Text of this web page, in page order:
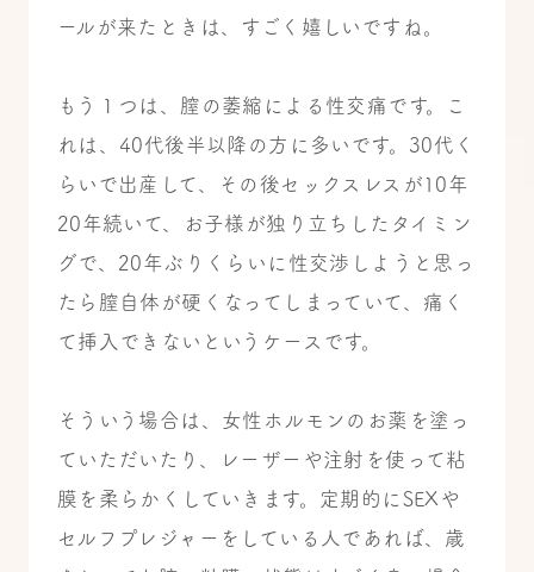
ールが来たときは、すごく嬉しいですね。
もう１つは、 膣の萎縮による性交痛 です。こ
れは、40代後半以降の方に多いです。 30代く
らいで出産して、その後セックスレスが10年
20年続いて、お子様が独り立ちしたタイミン
グで、20年ぶりくらいに性交渉しようと思っ
たら膣自体が硬くなってしまっていて、痛く
て挿入できないというケースです。
そういう場合は、女性ホルモンのお薬を塗っ
ていただいたり、レーザーや注射を使って粘
膜を柔らかくしていきます。
定期的にSEXや
セルフプレジャーをしている人であれば、歳